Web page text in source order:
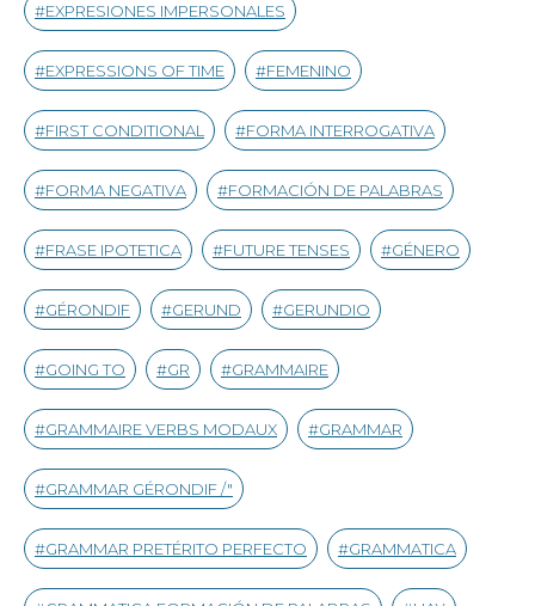
EXPRESIONES IMPERSONALES
EXPRESSIONS OF TIME FEMENINO
FIRST CONDITIONAL FORMA INTERROGATIVA
FORMA NEGATIVA FORMACIÓN DE PALABRAS
FRASE IPOTETICA FUTURE TENSES GÉNERO
GÉRONDIF GERUND GERUNDIO
GOING TO GR GRAMMAIRE
GRAMMAIRE VERBS MODAUX GRAMMAR
GRAMMAR GÉRONDIF /"
GRAMMAR PRETÉRITO PERFECTO GRAMMATICA